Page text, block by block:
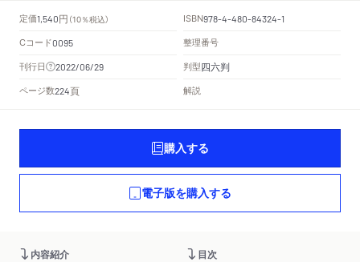
定価1,540円 （10％税込） ISBN978-4-480-84324-1
Cコード0095
整理番号
刊行日
2022/06/29 判型四六判
ページ数224頁 解説
購入する
電子版を購入する
内容紹介 目次